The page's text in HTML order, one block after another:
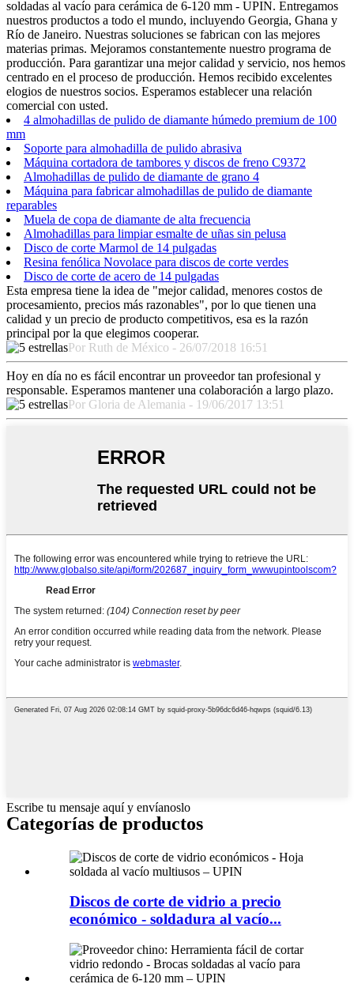
soldadas al vacío para cerámica de 6-120 mm - UPIN. Entregamos
nuestros productos a todo el mundo, incluyendo Georgia, Ghana y
Río de Janeiro. Nuestras soluciones se fabrican con las mejores
materias primas. Mejoramos constantemente nuestro programa de
producción. Para garantizar una mejor calidad y servicio, nos hemos
centrado en el proceso de producción. Hemos recibido excelentes
elogios de nuestros socios. Esperamos establecer una relación
comercial con usted.
4 almohadillas de pulido de diamante húmedo premium de 100
mm
Soporte para almohadilla de pulido abrasiva
Máquina cortadora de tambores y discos de freno C9372
Almohadillas de pulido de diamante de grano 4
Máquina para fabricar almohadillas de pulido de diamante
reparables
Muela de copa de diamante de alta frecuencia
Almohadillas para limpiar esmalte de uñas sin pelusa
Disco de corte Marmol de 14 pulgadas
Resina fenólica Novolace para discos de corte verdes
Disco de corte de acero de 14 pulgadas
Esta empresa tiene la idea de "mejor calidad, menores costos de
procesamiento, precios más razonables", por lo que tienen una
calidad y un precio de producto competitivos, esa es la razón
principal por la que elegimos cooperar.
Por Ruth de México - 26/07/2018 16:51
Hoy en día no es fácil encontrar un proveedor tan profesional y
responsable. Esperamos mantener una colaboración a largo plazo.
Por Gloria de Alemania - 19/06/2017 13:51
Escribe tu mensaje aquí y envíanoslo
Categorías de productos
Discos de corte de vidrio a precio
económico - soldadura al vacío...